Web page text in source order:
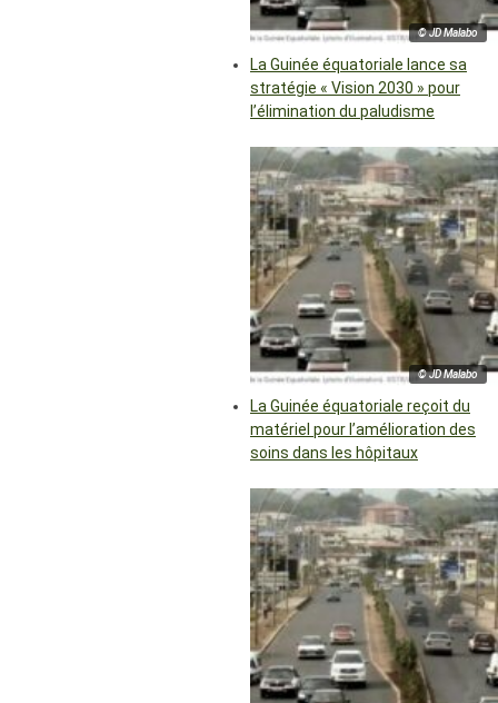
© JD Malabo
La Guinée équatoriale lance sa
stratégie « Vision 2030 » pour
l’élimination du paludisme
© JD Malabo
La Guinée équatoriale reçoit du
matériel pour l’amélioration des
soins dans les hôpitaux